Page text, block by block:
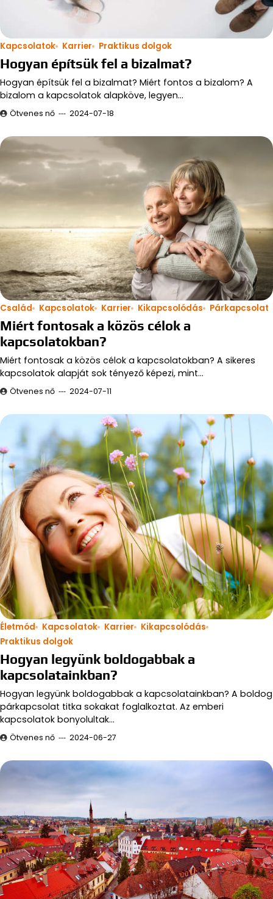
Kapcsolatok Karrier Praktikus dolgok
Hogyan építsük fel a bizalmat?
Hogyan építsük fel a bizalmat? Miért fontos a bizalom? A
bizalom a kapcsolatok alapköve, legyen…
Ötvenes nő 2024-07-18
Család Kapcsolatok Karrier Kikapcsolódás Párkapcsolat
Miért fontosak a közös célok a
kapcsolatokban?
Miért fontosak a közös célok a kapcsolatokban? A sikeres
kapcsolatok alapját sok tényező képezi, mint…
Ötvenes nő 2024-07-11
Életmód Kapcsolatok Karrier
Kikapcsolódás
Praktikus dolgok
Hogyan legyünk boldogabbak a
kapcsolatainkban?
Hogyan legyünk boldogabbak a kapcsolatainkban? A boldog
párkapcsolat titka sokakat foglalkoztat. Az emberi
kapcsolatok bonyolultak…
Ötvenes nő 2024-06-27